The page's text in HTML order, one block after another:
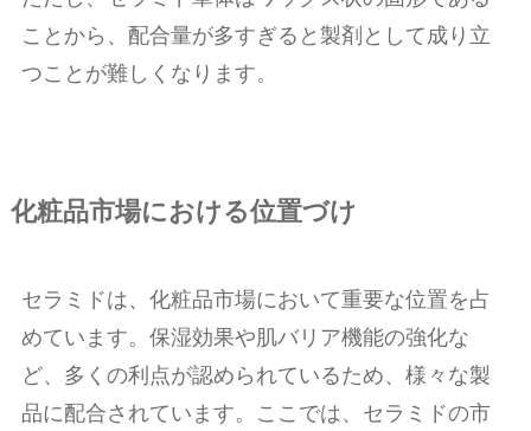
ことから、配合量が多すぎると製剤として成り立
つことが難しくなります。
化粧品市場における位置づけ
セラミドは、化粧品市場において重要な位置を占
めています。保湿効果や肌バリア機能の強化な
ど、多くの利点が認められているため、様々な製
品に配合されています。ここでは、セラミドの市